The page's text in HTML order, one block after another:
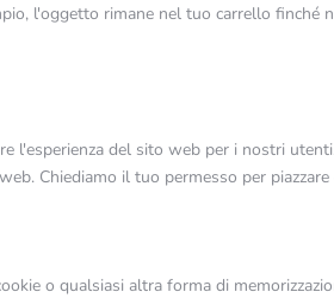
l'oggetto rimane nel tuo carrello finché
l'esperienza del sito web per i nostri
Chiediamo il tuo permesso per piazzare
o qualsiasi altra forma di